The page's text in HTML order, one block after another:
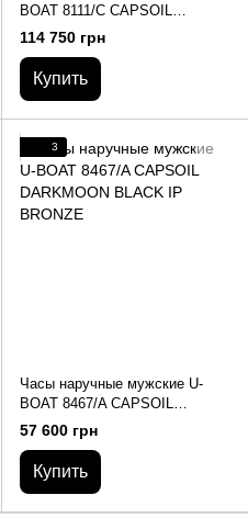
BOAT 8111/C CAPSOIL
CHRONO SS
114 750 грн
Купить
3
Часы наручные мужские U-
BOAT 8467/A CAPSOIL
DARKMOON BLACK IP
57 600 грн
Купить